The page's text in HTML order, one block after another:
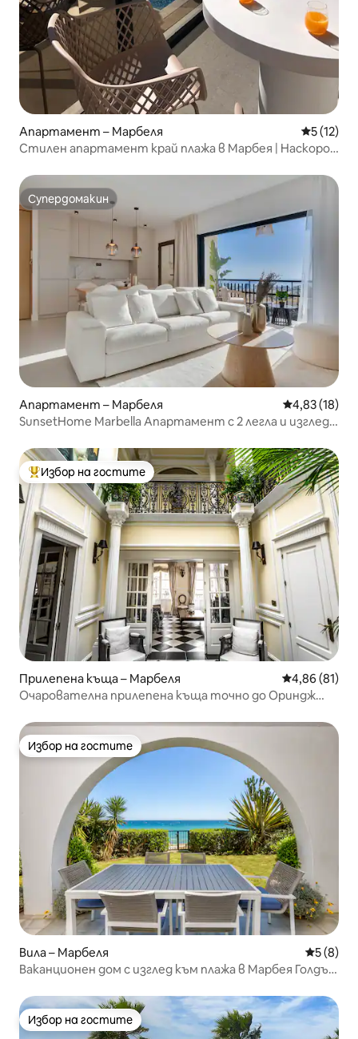
Апартамент – Марбеля Средна
5 (12)
Стилен апартамент край плажа в Марбея | Наскоро
Супердомакин
Супердомакин
Апартамент – Марбеля Средна
4,83 (18)
SunsetHome Marbella Апартамент с 2 легла и изглед
Най-популярен избор на гостите
Избор на гостите
Прилепена къща – Марбеля Средна
4,86 (81)
Очарователна прилепена къща точно до Ориндж
Избор на гостите
Избор на гостите
Вила – Марбеля Средна
5 (8)
Ваканционен дом с изглед към плажа в Марбея Голдън
Избор на гостите
Избор на гостите